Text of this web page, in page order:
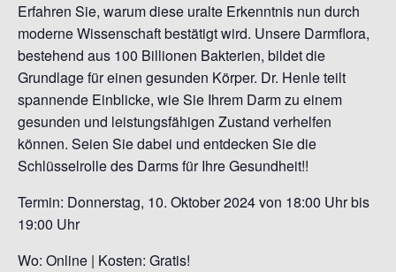
Erfahren Sie, warum diese uralte Erkenntnis nun durch
moderne Wissenschaft bestätigt wird. Unsere Darmflora,
bestehend aus 100 Billionen Bakterien, bildet die
Grundlage für einen gesunden Körper. Dr. Henle teilt
spannende Einblicke, wie Sie Ihrem Darm zu einem
gesunden und leistungsfähigen Zustand verhelfen
können. Seien Siedabei und entdecken Sie die
Schlüsselrolle des Darmsfür Ihre Gesundheit!!
Termin: Donnerstag, 10. Oktober 2024von 18:00 Uhr bis
19:00 Uhr
Wo: Online | Kosten: Gratis!